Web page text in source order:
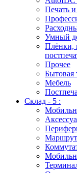
Печать
Умный
Плёнки,
Прочее
Бытовая
Мебель
Склад - 5 :